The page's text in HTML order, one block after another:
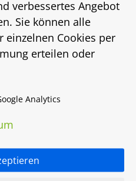
a)
verbessertes Angebot
Sie können alle
einzelnen Cookies per
erteilen oder
Analytics